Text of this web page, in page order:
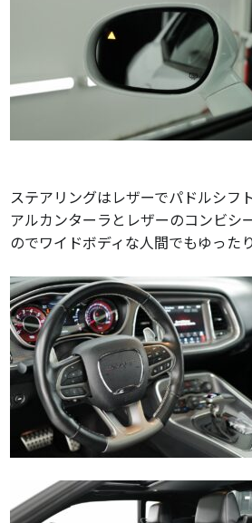
ステアリングはレザーでパドルシフ
アルカンターラとレザーのコンビシ
のでワイドボディな人間でもゆった